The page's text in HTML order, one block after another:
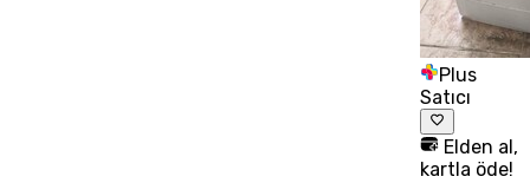
Plus
Satıcı
Elden al,
kartla öde!